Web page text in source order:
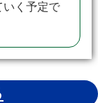
いく予定で